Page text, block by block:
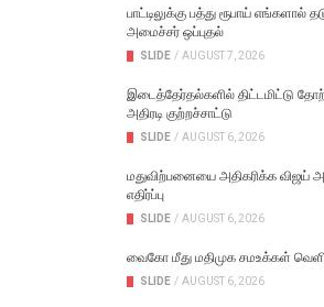
பாட்டிலுக்கு பத்து ரூபாய் எங்களால்
அமைச்சர் ஒப்புதல்
SLIDE / AUGUST 7, 2026
இடைத்தேர்தல்களில் திட்டமிட்டு
அதிரடி குற்றச்சாட்டு
SLIDE / AUGUST 6, 2026
மதுவிற்பனையை அதிகரிக்க விஜய்
எதிர்ப்பு
SLIDE / AUGUST 6, 2026
வைகோ மீது மதிமுக சமஉக்கள்
SLIDE / AUGUST 6, 2026